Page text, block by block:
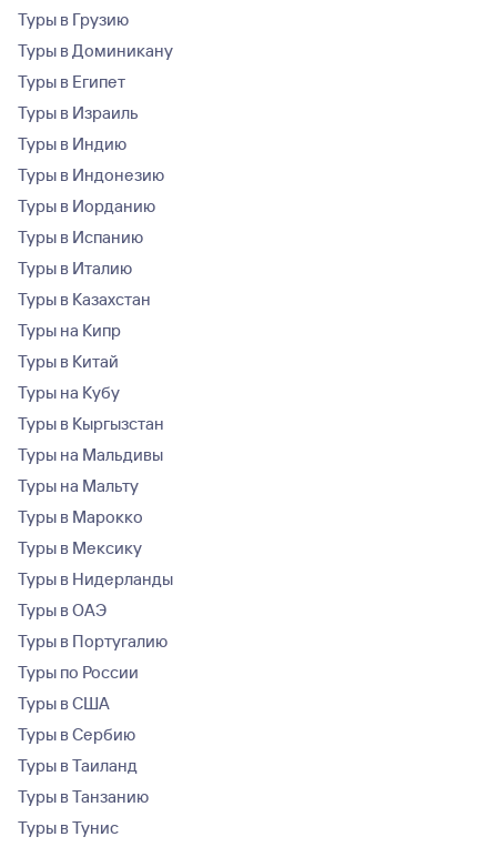
Туры в Грузию
Туры в Доминикану
Туры в Египет
Туры в Израиль
Туры в Индию
Туры в Индонезию
Туры в Иорданию
Туры в Испанию
Туры в Италию
Туры в Казахстан
Туры на Кипр
Туры в Китай
Туры на Кубу
Туры в Кыргызстан
Туры на Мальдивы
Туры на Мальту
Туры в Марокко
Туры в Мексику
Туры в Нидерланды
Туры в ОАЭ
Туры в Португалию
Туры по России
Туры в США
Туры в Сербию
Туры в Таиланд
Туры в Танзанию
Туры в Тунис